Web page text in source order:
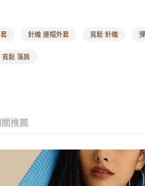
海外配送-
針織 連帽外套 寬鬆 針織
寬鬆 落肩
關推薦